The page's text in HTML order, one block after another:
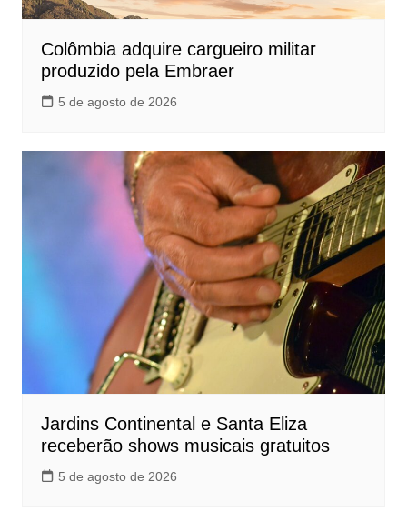
Colômbia adquire cargueiro militar
produzido pela Embraer
5 de agosto de 2026
Jardins Continental e Santa Eliza
receberão shows musicais gratuitos
5 de agosto de 2026